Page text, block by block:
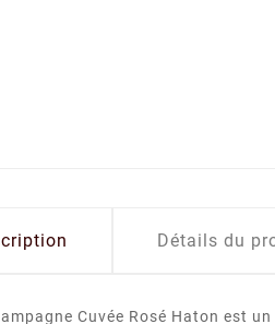
Détails du
Cuvée Rosé Haton est